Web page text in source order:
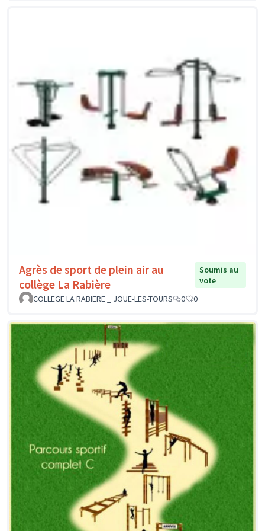
Agrès de sport de plein air au
collège La Rabière
Soumis au
vote
COLLEGE LA RABIERE _ JOUE-LES-TOURS
0 0